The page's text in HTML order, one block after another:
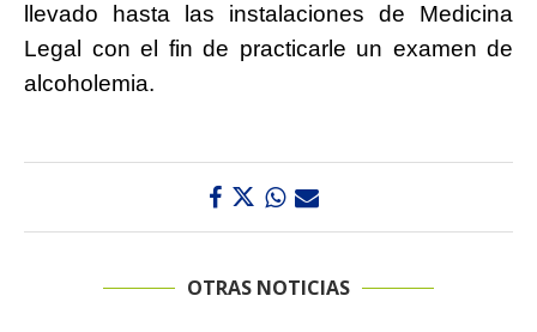
llevado hasta las instalaciones de Medicina
Legal con el fin de practicarle un examen de
alcoholemia.
OTRAS NOTICIAS